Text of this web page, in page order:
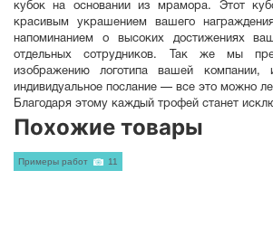
кубок на основании из мрамора. Этот
красивым украшением вашего
напоминанием о высоких достижениях
отдельных сотрудников. Так же мы
изображению логотипа вашей компании,
индивидуальное послание — все это можно
Благодаря этому каждый трофей станет
Похожие товары
Примеры работ 11